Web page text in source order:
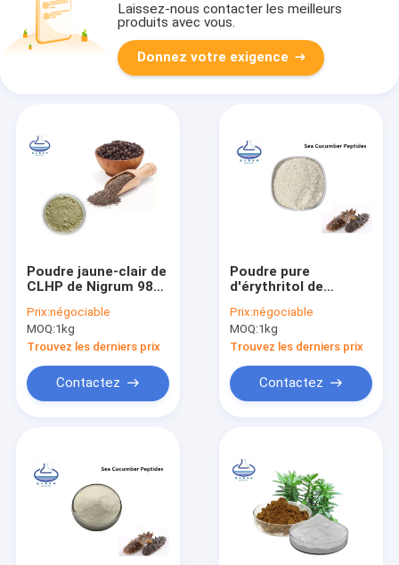
Laissez-nous contacter les meilleurs
produits avec vous.
Donnez votre exigence
Poudre jaune-clair de
CLHP de Nigrum 98%
poivre noir de CAS
94-62-2
Prix:négociable
MOQ:1kg
Trouvez les derniers prix
Contactez
Poudre pure
d'érythritol de
comestible, peptide
de concombre de
mer de cosmétiques
Prix:négociable
MOQ:1kg
Trouvez les derniers prix
Contactez